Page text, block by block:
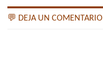
💬 DEJA UN COMENTARIO